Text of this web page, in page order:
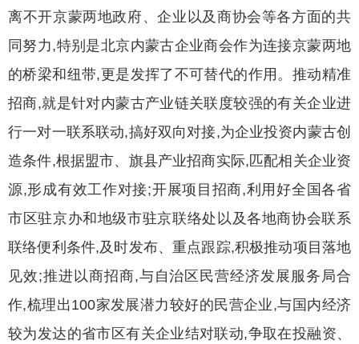
离不开京蒙两地政府、企业以及商协会等各方面的共
同努力,特别是北京内蒙古企业商会作为连接京蒙两地
的桥梁和纽带,更是发挥了不可替代的作用。推动精准
招商,就是针对内蒙古产业链关联度较强的有关企业进
行一对一联系联动,搞好双向对接,为企业投资内蒙古创
造条件,根据盟市、旗县产业招商实际,匹配相关企业资
源,形成有效工作对接;开展项目招商,利用好全国各省
市区驻京办和地级市驻京联络处以及各地商协会联系
联络便利条件,及时发布、重点跟踪,积极推动项目落地
见效;推进以商招商,与自治区民营经济发展服务局合
作,梳理出100家发展潜力较好的民营企业,与国内经济
较为发达的省市区有关企业结对联动,争取在投融资、